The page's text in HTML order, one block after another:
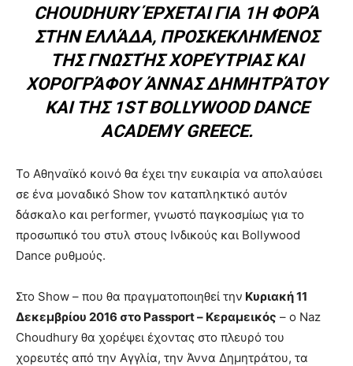
CHOUDHURY ΈΡΧΕΤΑΙ ΓΙΑ 1Η ΦΟΡΆ
ΣΤΗΝ ΕΛΛΆΔΑ, ΠΡΟΣΚΕΚΛΗΜΈΝΟΣ
ΤΗΣ ΓΝΩΣΤΉΣ ΧΟΡΕΎΤΡΙΑΣ ΚΑΙ
ΧΟΡΟΓΡΆΦΟΥ ΆΝΝΑΣ ΔΗΜΗΤΡΆΤΟΥ
ΚΑΙ ΤΗΣ 1ST BOLLYWOOD DANCE
ACADEMY GREECE.
To Αθηναϊκό κοινό θα έχει την ευκαιρία να απολαύσει
σε ένα μοναδικό Show τον καταπληκτικό αυτόν
δάσκαλο και performer, γνωστό παγκοσμίως για το
προσωπικό του στυλ στους Ινδικούς και Bollywood
Dance ρυθμούς.
Στο Show – που θα πραγματοποιηθεί την Κυριακή 11
Δεκεμβρίου 2016 στο Passport – Κεραμεικός – ο Naz
Choudhury θα χορέψει έχοντας στο πλευρό του
χορευτές από την Αγγλία, την Άννα Δημητράτου, τα